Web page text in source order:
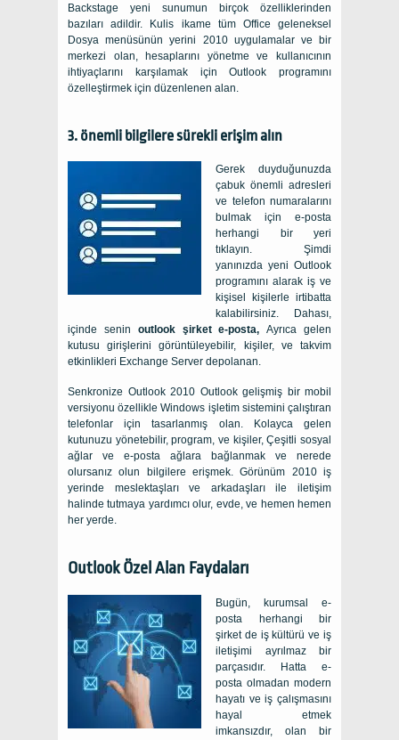
Backstage yeni sunumun birçok özelliklerinden
bazıları adildir. Kulis ikame tüm Office geleneksel
Dosya menüsünün yerini 2010 uygulamalar ve bir
merkezi olan, hesaplarını yönetme ve kullanıcının
ihtiyaçlarını karşılamak için Outlook programını
özelleştirmek için düzenlenen alan.
3. önemli bilgilere sürekli erişim alın
Gerek duyduğunuzda
çabuk önemli adresleri
ve telefon numaralarını
bulmak için e-posta
herhangi bir yeri
tıklayın. Şimdi
yanınızda yeni Outlook
programını alarak iş ve
kişisel kişilerle irtibatta
kalabilirsiniz. Dahası,
içinde senin outlook şirket e-posta,Ayrıca gelen
kutusu girişlerini görüntüleyebilir, kişiler, ve takvim
etkinlikleri Exchange Server depolanan.
Senkronize Outlook 2010 Outlook gelişmiş bir mobil
versiyonu özellikle Windows işletim sistemini çalıştıran
telefonlar için tasarlanmış olan. Kolayca gelen
kutunuzu yönetebilir, program, ve kişiler, Çeşitli sosyal
ağlar ve e-posta ağlara bağlanmak ve nerede
olursanız olun bilgilere erişmek. Görünüm 2010 iş
yerinde meslektaşları ve arkadaşları ile iletişim
halinde tutmaya yardımcı olur, evde, ve hemen hemen
her yerde.
Outlook Özel Alan Faydaları
Bugün, kurumsal e-
posta herhangi bir
şirket de iş kültürü ve iş
iletişimi ayrılmaz bir
parçasıdır. Hatta e-
posta olmadan modern
hayatı ve iş çalışmasını
hayal etmek
imkansızdır, olan bir